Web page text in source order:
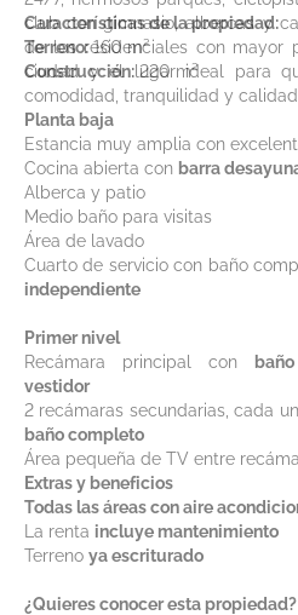
club con gimnasio, albercas y
de los residenciales con mayor
ciudad y el lugar ideal para
comodidad, tranquilidad y
Características de la propiedad:
Terreno:160 m²
Construcción: 220 m²
Planta baja
Estancia muy amplia con
Cocina abierta con barra
Alberca y patio
Medio baño para visitas
Área de lavado
Cuarto de servicio con baño
independiente
Primer nivel
Recámara principal con
vestidor
2 recámaras secundarias, cada
baño completo
Área pequeña de TV entre
Extras y beneficios
Todas las áreas con aire
La renta incluye mantenimiento
Terreno ya escriturado
¿Quieres conocer esta propiedad?